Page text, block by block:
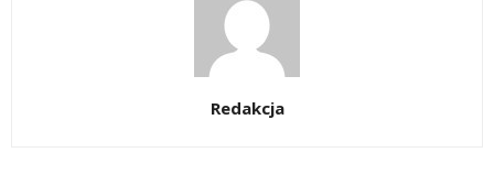
Redakcja